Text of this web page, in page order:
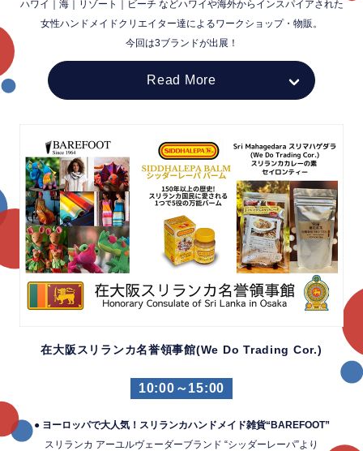
ハワイ｜海｜リゾート｜ビーチ などハワイや海外からインスパイアされた
女性ハンドメイドクリエイター達によるワークショップ・物販。
今回は3ブランドが出展！
Read More
在大阪スリランカ名誉領事館(We Do Trading Cor.)
10:00～15:00
● ヨーロッパで大人気！スリランカハンドメイド雑貨“BAREFOOT”
スリランカ アーユルヴェーダーブランド “シッダーレーパ”より